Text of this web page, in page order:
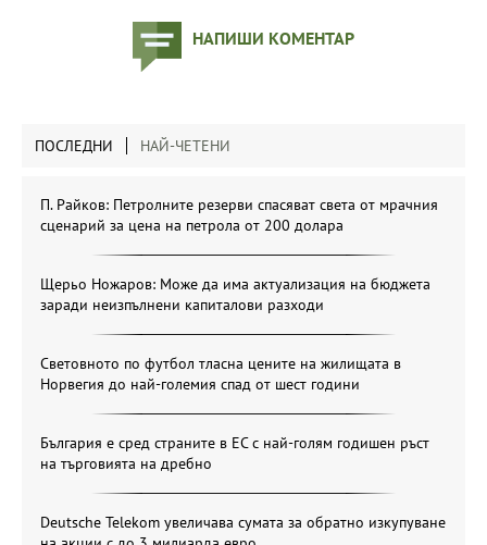
НАПИШИ КОМЕНТАР
ПОСЛЕДНИ НАЙ-ЧЕТЕНИ
П. Райков: Петролните резерви спасяват света от мрачния
сценарий за цена на петрола от 200 долара
Щерьо Ножаров: Може да има актуализация на бюджета
заради неизпълнени капиталови разходи
Световното по футбол тласна цените на жилищата в
Норвегия до най-големия спад от шест години
България е сред страните в ЕС с най-голям годишен ръст
на търговията на дребно
Deutsche Telekom увеличава сумата за обратно изкупуване